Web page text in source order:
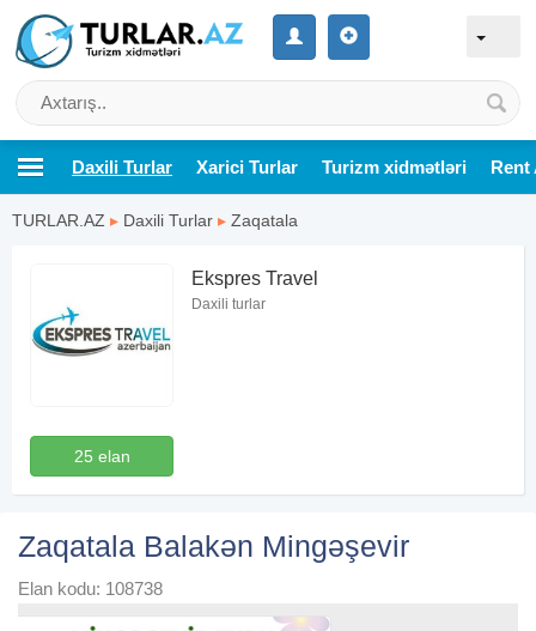
Daxili Turlar Xarici Turlar Turizm xidmətləri Rent
TURLAR.AZ ▸ Daxili Turlar ▸ Zaqatala
25 elan
Ekspres Travel
Daxili turlar
Zaqatala Balakən Mingəşevir
Elan kodu: 108738